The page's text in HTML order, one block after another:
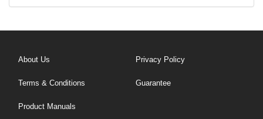
About Us Privacy Policy
Terms & Conditions Guarantee
Product Manuals